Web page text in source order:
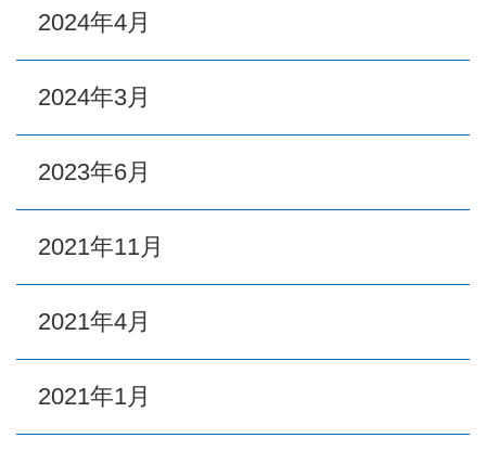
2024年4月
2024年3月
2023年6月
2021年11月
2021年4月
2021年1月